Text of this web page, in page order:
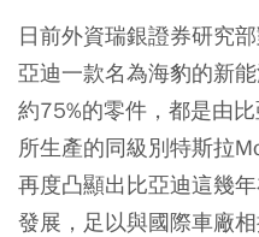
日前外資瑞銀證券研究
亞迪一款名為海豹的新
約75%的零件，都是由
所生產的同級別特斯拉
再度凸顯出比亞迪這幾
發展，足以與國際車廠相